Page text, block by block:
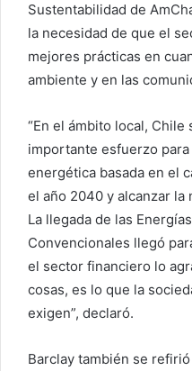
Sustentabilidad de
la necesidad de que el
mejores prácticas en
ambiente y en las
“En el ámbito local,
importante esfuerzo
energética basada en el
el año 2040 y alcanzar la
La llegada de las
Convencionales llegó
el sector financiero lo
cosas, es lo que la
exigen”, declaró.
Barclay también se